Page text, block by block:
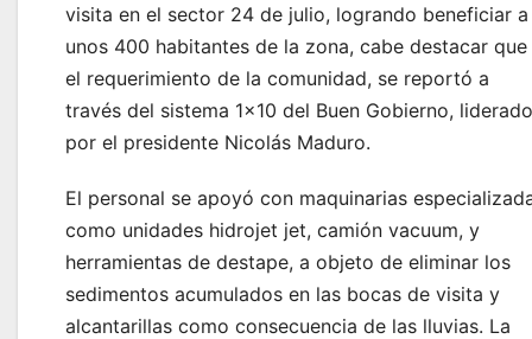
visita en el sector 24 de julio, logrando beneficiar a
unos 400 habitantes de la zona, cabe destacar que
el requerimiento de la comunidad, se reportó a
través del sistema 1×10 del Buen Gobierno, liderado
por el presidente Nicolás Maduro.
El personal se apoyó con maquinarias
como unidades hidrojet jet, camión vacuum, y
herramientas de destape, a objeto de eliminar los
sedimentos acumulados en las bocas de visita y
alcantarillas como consecuencia de las lluvias. La